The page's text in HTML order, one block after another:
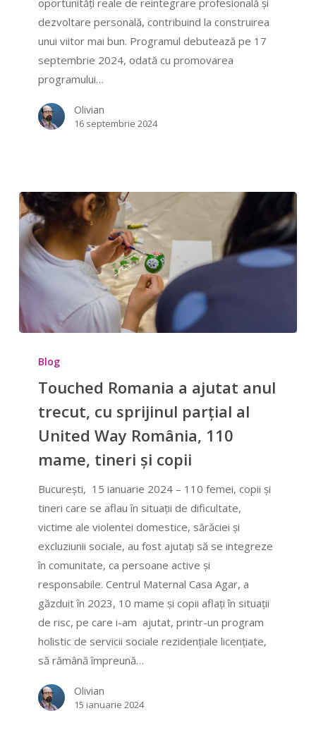
dezvoltare personală, contribuind la construirea
unui viitor mai bun. Programul debutează pe 17
septembrie 2024, odată cu promovarea
programului…
Olivian
16 septembrie 2024
Romania
ajutat
trecut,
parțial
United
Way
România,
mame,
tineri
copii
Blog
Touched Romania a ajutat anul
trecut, cu sprijinul parțial al
United Way România, 110
mame, tineri și copii
București, 15 ianuarie 2024 – 110 femei, copii și
tineri care se aflau în situații de dificultate,
victime ale violentei domestice, sărăciei și
excluziunii sociale, au fost ajutați să se integreze
în comunitate, ca persoane active și
responsabile. Centrul Maternal Casa Agar, a
găzduit în 2023, 10 mame și copii aflați în situații
de risc, pe care i-am ajutat, printr-un program
holistic de servicii sociale rezidențiale licențiate,
să rămână împreună…
Olivian
15 ianuarie 2024